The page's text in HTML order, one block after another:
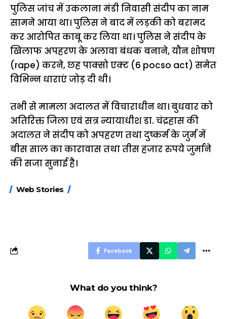
पुलिस जांच में उकलाना मंडी निवासी संदीप का नाम
सामने आया था। पुलिस ने बाद में लड़की को बरामद
कर आरोपित काबू कर लिया था। पुलिस ने संदीप के
खिलाफ अपहरण के अलावा बंधक बनाने, यौन शोषण
(rape) करने, छह पाक्सो एक्ट (6 pocso act) समेत
विभिन्न धाराएं जोड़ दी थी।
तभी से मामला अदालत में विचाराधीन था। बुधवार को
अतिरिक्त जिला एवं सत्र न्यायाधीश डा. चंद्रहास की
अदालत ने संदीप को अपहरण तथा दुष्कर्म के जुर्म में
बीस साल का कारावास तथा तीस हजार रुपये जुर्माने
की सजा सुनाई है।
Web Stories
FASTag के ये नए
Facebook
What do you think?